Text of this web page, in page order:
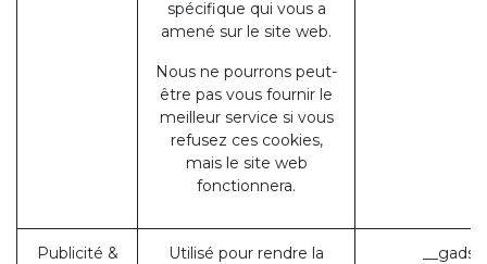
spécifique qui vous a
amené sur le site web.
Nous ne pourrons peut-
être pas vous fournir le
meilleur service si vous
refusez ces cookies,
mais le site web
fonctionnera.
Publicité &
Utilisé pour rendre la
__gads